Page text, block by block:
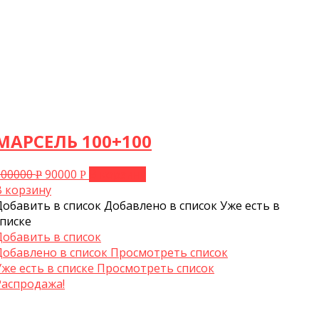
100+100
Р 90000Р
корзину
в списокДобавлено в списокУже есть в
в список
в список Просмотреть список
есть в списке Просмотреть список